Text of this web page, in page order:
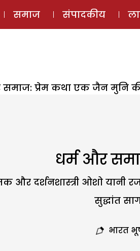
समाज संपादकीय
समाज: प्रेम कथा एक जैन मुनि
धर्म और
और दर्शनशास्त्री ओशो यानी
सुद्धांत
भारत